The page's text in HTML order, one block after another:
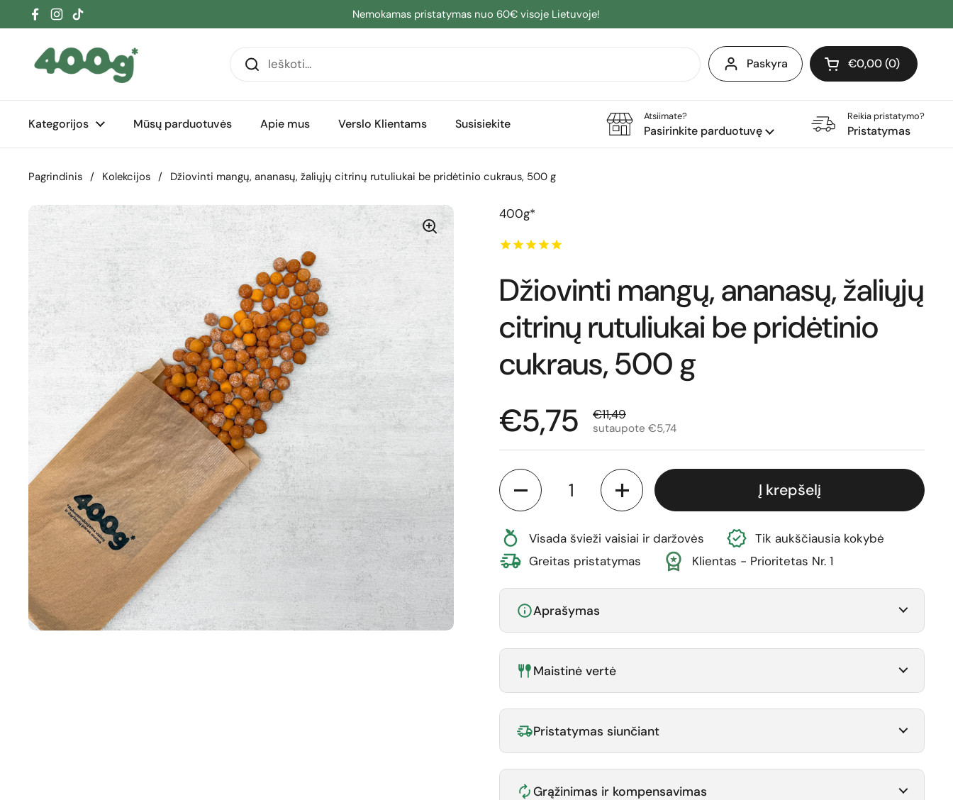
Pereiti prie turinio
Facebook
Instagram
TikTok
Nemokamas pristatymas nuo 60€ visoje Lietuvoje!
Paskyra Atidaryti krepšelį
Pirkinių krepšelis Iš
€0,00 0
produktai (-ų) yra
Kategorijos Mūsų parduotuvės Apie mus Verslo Klientams Susisiekite
Atsiimate?
Pasirinkite parduotuvę
Reikia pristatymo?
Pristatymas
Pagrindinis / Kolekcijos / Džiovinti mangų, ananasų, žaliųjų citrinų rutuliukai be pridėtinio cukraus, 500 g
400g*
Džiovinti mangų, ananasų, žaliųjų
citrinų rutuliukai be pridėtinio
cukraus, 500 g
Normali kaina
€5,75 Išpardavimo kaina
€11,49
sutaupote €5,74
Kiekis
Į krepšelį
Visada švieži vaisiai ir daržovės
Tik aukščiausia kokybė
Greitas pristatymas
Klientas - Prioritetas Nr. 1
Aprašymas
Maistinė vertė
Pristatymas siunčiant
Grąžinimas ir kompensavimas